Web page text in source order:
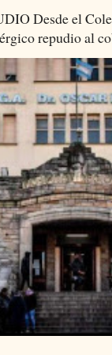
Desde el
repudio al